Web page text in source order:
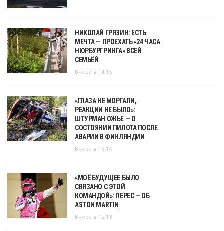
НИКОЛАЙ ГРЯЗИН: ЕСТЬ
МЕЧТА — ПРОЕХАТЬ «24 ЧАСА
НЮРБУРГРИНГА» ВСЕЙ
СЕМЬЁЙ
Вчера в 14:15
«ГЛАЗА НЕ МОРГАЛИ,
РЕАКЦИИ НЕ БЫЛО»:
ШТУРМАН ОЖЬЕ — О
СОСТОЯНИИ ПИЛОТА ПОСЛЕ
АВАРИИ В ФИНЛЯНДИИ
Вчера в 13:14
«МОЁ БУДУЩЕЕ БЫЛО
СВЯЗАНО С ЭТОЙ
КОМАНДОЙ»: ПЕРЕС — ОБ
ASTON MARTIN
Вчера в 12:13